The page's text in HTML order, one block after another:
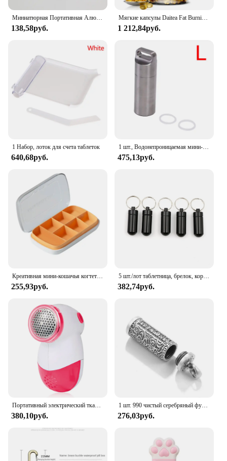
Миниатюрная Портативная Алюминиевая Водонепроницаемая коробка для таблеток, высокое качество, с герметичным хранилищем, плоская головка и брелок, контейнер для лекарств, Новинка
138,58руб.
Мягкие капсулы Daitea Fat Burning Ketone — помогают лучше осущению калорий тела, контроля веса и поддержания здоровья.
1 212,84руб.
1 Набор, лоток для счета таблеток
640,68руб.
1 шт., Водонепроницаемая мини-капсула из нержавеющей стали
475,13руб.
255,93руб.
5 шт./лот таблетница, брелок, коробка для таблеток, водонепроницаемый алюминиевый контейнер для таблеток, контейнер для бутылок
382,74руб.
380,10руб.
1 шт. 990 чистый серебряный футляр для таблеток, водонепроницаемый футляр для таблеток с цепочкой, ожерелье
276,03руб.